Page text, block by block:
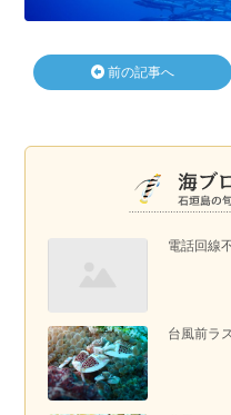
電話回線
台風前ラ
前の記事へ